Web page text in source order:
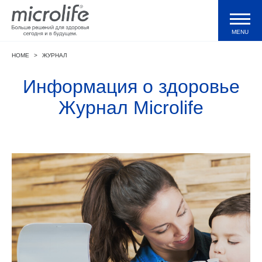
Тонометры WatchBP
Технологии
Журнал
MENU
HOME > ЖУРНАЛ
Информация о здоровье
Журнал Microlife